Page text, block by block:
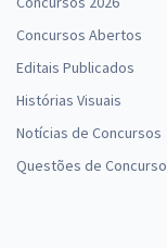
Concursos Abertos
Editais Publicados
Histórias Visuais
Notícias de Concursos
Questões de Concurso